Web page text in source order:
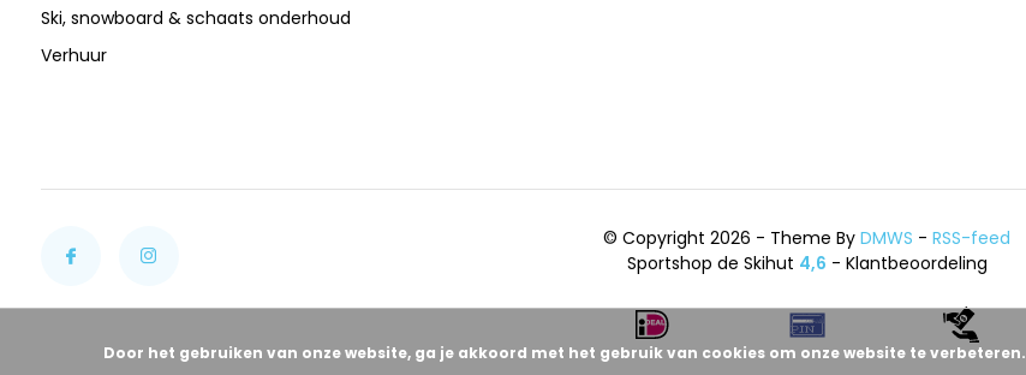
Ski, snowboard & schaats onderhoud
Verhuur
© Copyright 2026 - Theme ByDMWS -RSS-feed
Sportshop de Skihut 4,6 - Klantbeoordeling
Door het gebruiken van onze website, ga je akkoord met het gebruik van cookies om onze website te verbeteren.